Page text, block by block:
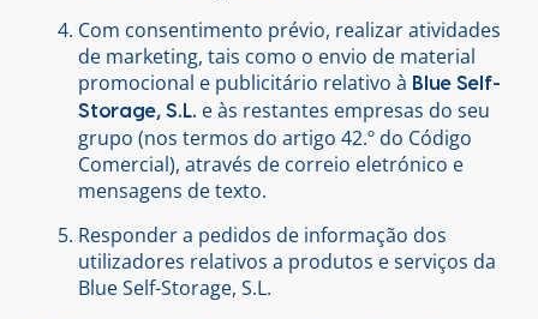
Com consentimento prévio, realizar atividades
de marketing, tais como o envio de material
promocional e publicitário relativo à Blue Self-
Storage, S.L. e às restantes empresas do seu
grupo (nos termos do artigo 42.º do Código
Comercial), através de correio eletrónico e
mensagens de texto.
Responder a pedidos de informação dos
utilizadores relativos a produtos e serviços da
Blue Self-Storage, S.L.